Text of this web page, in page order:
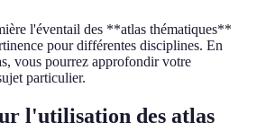
l'éventail des **atlas thématiques**
pour différentes disciplines. En
vous pourrez approfondir votre
particulier.
l'utilisation des atlas